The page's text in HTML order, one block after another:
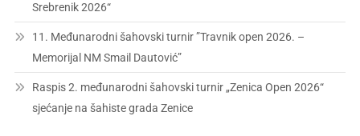
Srebrenik 2026“
11. Međunarodni šahovski turnir ”Travnik open 2026. –
Memorijal NM Smail Dautović”
Raspis 2. međunarodni šahovski turnir „Zenica Open 2026“
sjećanje na šahiste grada Zenice